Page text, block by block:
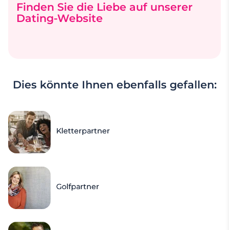
Finden Sie die Liebe auf unserer
Dating-Website
Dies könnte Ihnen ebenfalls gefallen:
Kletterpartner
Golfpartner